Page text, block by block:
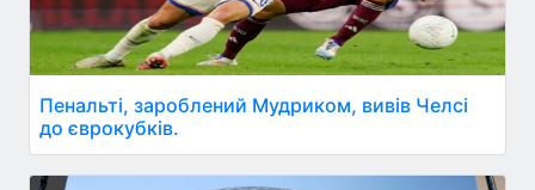
Пенальті, зароблений Мудриком, вивів Челсі
до єврокубків.